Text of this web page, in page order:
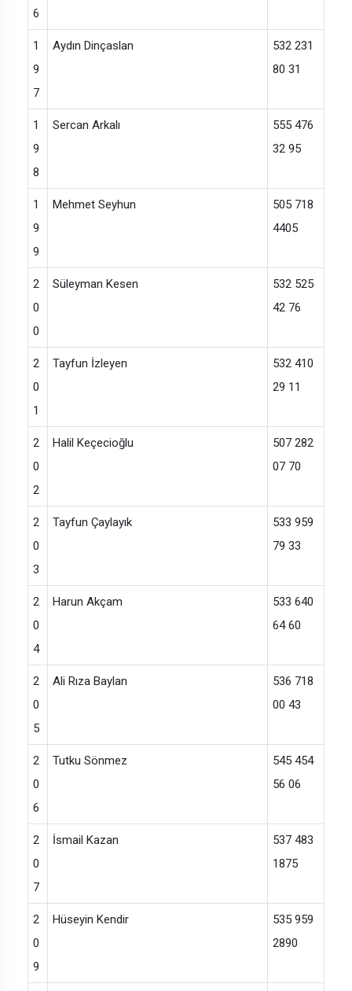
6
1
9
7
Aydın Dinçaslan
532 231
80 31
1
9
8
Sercan Arkalı
555 476
32 95
1
9
9
Mehmet Seyhun
505 718
4405
2
0
0
Süleyman Kesen
532 525
42 76
2
0
1
Tayfun İzleyen
532 410
29 11
2
0
2
Halil Keçecioğlu
507 282
07 70
2
0
3
Tayfun Çaylayık
533 959
79 33
2
0
4
Harun Akçam
533 640
64 60
2
0
5
Ali Rıza Baylan
536 718
00 43
2
0
6
Tutku Sönmez
545 454
56 06
2
0
7
İsmail Kazan
537 483
1875
2
0
9
Hüseyin Kendir
535 959
2890